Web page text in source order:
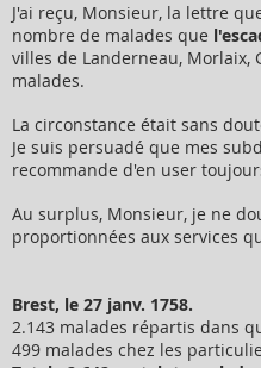
J'ai reçu, Monsieur, la lettre
nombre de malades que
villes de Landerneau,
malades.
La circonstance était sans
Je suis persuadé que mes
recommande d'en user
Au surplus, Monsieur, je ne
proportionnées aux services
Brest, le 27 janv. 1758.
2.143 malades répartis dans
499 malades chez les